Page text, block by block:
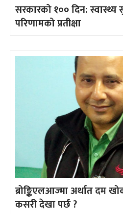
सरकारको १०० दिन:
परिणामको प्रतीक्षा
ब्रोङ्किएलआज्मा अर्थात दम
कसरी देखा पर्छ ?